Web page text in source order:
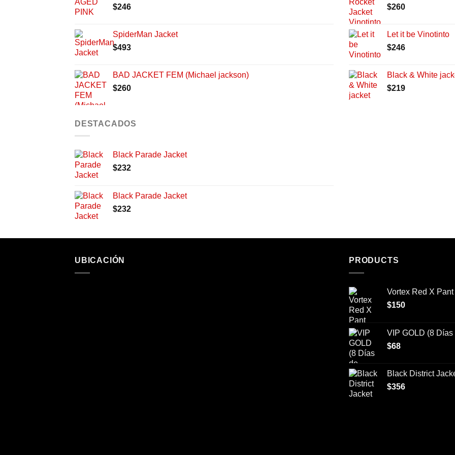
$246
SpiderMan Jacket
$493
BAD JACKET FEM (Michael jackson)
$260
$260
Let it be Vinotinto
$246
Black & White
$219
DESTACADOS
Black Parade Jacket
$232
Black Parade Jacket
$232
UBICACIÓN PRODUCTS
Vortex Red X Pant
$150
VIP GOLD (8
$68
Black District
$356